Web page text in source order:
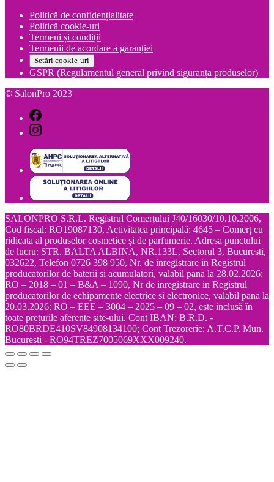
Politică de confidențialitate
Politică cookie-uri
Termeni și condiții
Termenii de acordare a garanției
Setări cookie-uri
GSPR (Regulamentul general privind siguranța produselor)
© SalonPro 2023
SALONPRO S.R.L. Registrul Comerțului J40/16030/10.10.2006,
Cod fiscal: RO19087130, Activitatea principală: 4645 – Comerț cu
ridicata al produselor cosmetice și de parfumerie. Adresa punctului
de lucru: STR. BALTA ALBINA, NR.133L, Sectorul 3, Bucuresti,
032622, Telefon 0726 398 950, Nr. de inregistrare in Registrul
producatorilor de baterii si acumulatori, valabil pana la 28.02.2026:
RO – 2018 – 01 – B&A – 1090, Nr de inregistrare in Registrul
producatorilor de echipamente electrice si electronice, valabil pana la
20.03.2026: RO – EEE – 3004 – 2025 – 09 – 02, este inclusă în
toate prețurile aferente site-ului. Cont IBAN: B.R.D. -
RO80BRDE410SV84908134100; Cont Trezorerie: A.T.C.P. Mun.
Bucuresti - RO94TREZ7005069XXX009240.